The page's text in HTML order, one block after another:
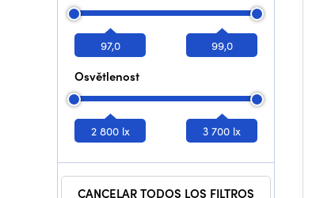
97,0 99,0
Osvětlenost
2 800 lx 3 700 lx
CANCELAR TODOS LOS FILTROS